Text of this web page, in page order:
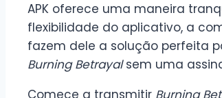
APK oferece uma maneira
flexibilidade do aplicativo, a
fazem dele a solução perfeita
Burning Betrayalsem uma